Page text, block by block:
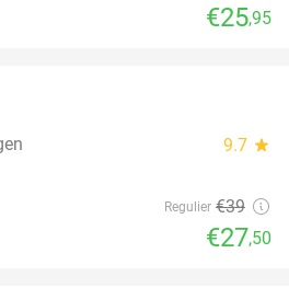
€25,95
9.7 star
Regulier €39
€27,50